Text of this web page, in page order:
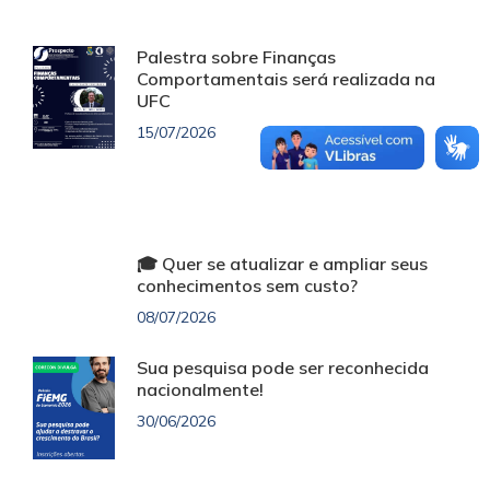
Palestra sobre Finanças
Comportamentais será realizada na
UFC
15/07/2026
🎓 Quer se atualizar e ampliar seus
conhecimentos sem custo?
08/07/2026
Sua pesquisa pode ser reconhecida
nacionalmente!
30/06/2026